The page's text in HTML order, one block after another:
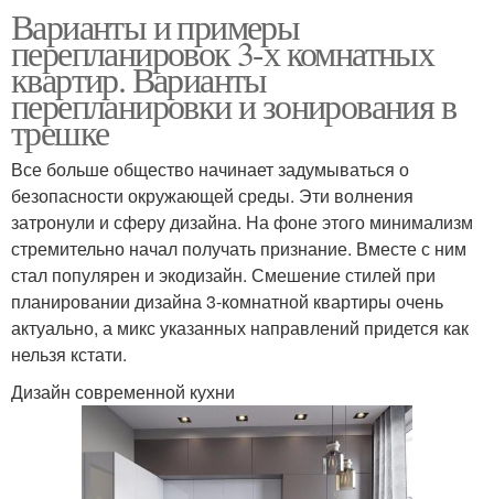
Варианты и примеры
перепланировок 3-х комнатных
квартир. Варианты
перепланировки и зонирования в
трешке
Все больше общество начинает задумываться о
безопасности окружающей среды. Эти волнения
затронули и сферу дизайна. На фоне этого минимализм
стремительно начал получать признание. Вместе с ним
стал популярен и экодизайн. Смешение стилей при
планировании дизайна 3-комнатной квартиры очень
актуально, а микс указанных направлений придется как
нельзя кстати.
Дизайн современной кухни